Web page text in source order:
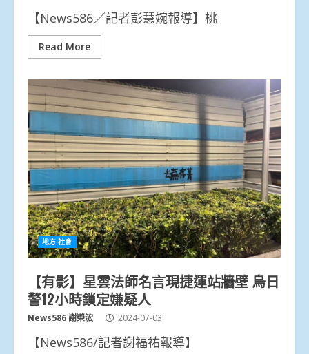
【News586／記者彭慧婉報導】桃
Read More
地方.社會
【有影】星雲法師名言現捷運站牆壁 烏日
警12小時鎖定嫌疑人
News586 謝榮浤 2024-07-03
【News586/記者謝福祐報導】